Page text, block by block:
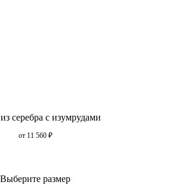
серебра с изумрудами
от 11 560 ₽
Выберите размер